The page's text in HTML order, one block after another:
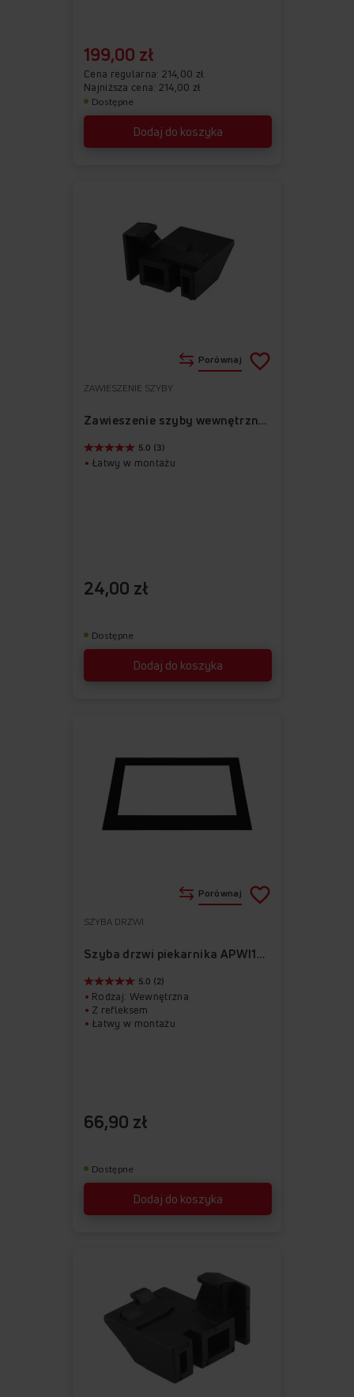
Dodaj do koszyka
199,00 zł
Cena regularna 214,00 zł
Najniższa cena: 214,00 zł
Dostępne
ZAWIESZENIE SZYBY
Zawieszenie szyby wewnętrznej prawe APWI1003-2
Dodaj do koszyka
5.0 (3)
Łatwy w montażu
24,00 zł
Dostępne
Porównaj
SZYBA DRZWI
Szyba drzwi piekarnika APWI1008
Dodaj do koszyka
5.0 (2)
Rodzaj: Wewnętrzna
Z refleksem
Łatwy w montażu
66,90 zł
Dostępne
Porównaj